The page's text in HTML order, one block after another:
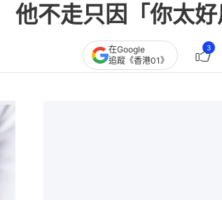
不走只因「你太好
在Google
追蹤《香港01》
3